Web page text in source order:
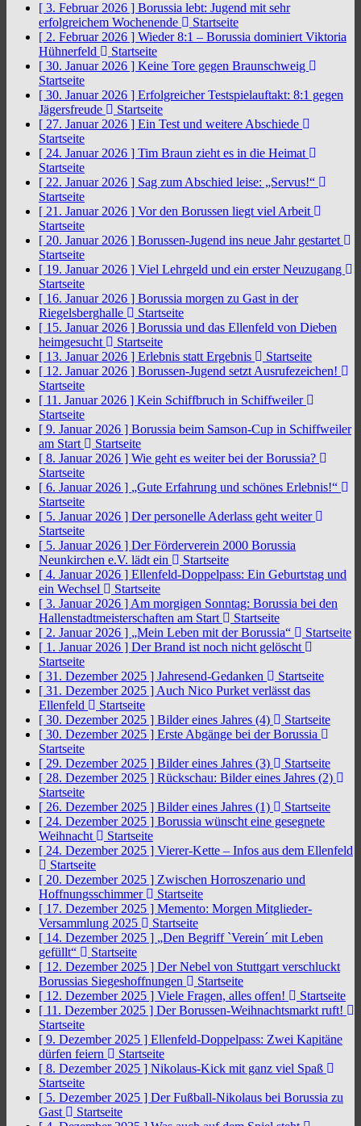
[ 3. Februar 2026 ] Borussia lebt: Jugend mit sehr
erfolgreichem Wochenende
Startseite
[ 2. Februar 2026 ] Wieder 8:1 – Borussia dominiert Viktoria
Hühnerfeld
Startseite
[ 30. Januar 2026 ] Keine Tore gegen Braunschweig
Startseite
[ 30. Januar 2026 ] Erfolgreicher Testspielauftakt: 8:1 gegen
Jägersfreude
Startseite
[ 27. Januar 2026 ] Ein Test und weitere Abschiede
Startseite
[ 24. Januar 2026 ] Tim Braun zieht es in die Heimat
Startseite
[ 22. Januar 2026 ] Sag zum Abschied leise: „Servus!“
Startseite
[ 21. Januar 2026 ] Vor den Borussen liegt viel Arbeit
Startseite
[ 20. Januar 2026 ] Borussen-Jugend ins neue Jahr gestartet
Startseite
[ 19. Januar 2026 ] Viel Lehrgeld und ein erster Neuzugang
Startseite
[ 16. Januar 2026 ] Borussia morgen zu Gast in der
Riegelsberghalle
Startseite
[ 15. Januar 2026 ] Borussia und das Ellenfeld von Dieben
heimgesucht
Startseite
[ 13. Januar 2026 ] Erlebnis statt Ergebnis
Startseite
[ 12. Januar 2026 ] Borussen-Jugend setzt Ausrufezeichen!
Startseite
[ 11. Januar 2026 ] Kein Schiffbruch in Schiffweiler
Startseite
[ 9. Januar 2026 ] Borussia beim Samson-Cup in Schiffweiler
am Start
Startseite
[ 8. Januar 2026 ] Wie geht es weiter bei der Borussia?
Startseite
[ 6. Januar 2026 ] „Gute Erfahrung und schönes Erlebnis!“
Startseite
[ 5. Januar 2026 ] Der personelle Aderlass geht weiter
Startseite
[ 5. Januar 2026 ] Der Förderverein 2000 Borussia
Neunkirchen e.V. lädt ein
Startseite
[ 4. Januar 2026 ] Ellenfeld-Doppelpass: Ein Geburtstag und
ein Wechsel
Startseite
[ 3. Januar 2026 ] Am morgigen Sonntag: Borussia bei den
Hallenstadtmeisterschaften am Start
Startseite
[ 2. Januar 2026 ] „Mein Leben mit der Borussia“
Startseite
[ 1. Januar 2026 ] Der Brand ist noch nicht gelöscht
Startseite
[ 31. Dezember 2025 ] Jahresend-Gedanken
Startseite
[ 31. Dezember 2025 ] Auch Nico Purket verlässt das
Ellenfeld
Startseite
[ 30. Dezember 2025 ] Bilder eines Jahres (4)
Startseite
[ 30. Dezember 2025 ] Erste Abgänge bei der Borussia
Startseite
[ 29. Dezember 2025 ] Bilder eines Jahres (3)
Startseite
[ 28. Dezember 2025 ] Rückschau: Bilder eines Jahres (2)
Startseite
[ 26. Dezember 2025 ] Bilder eines Jahres (1)
Startseite
[ 24. Dezember 2025 ] Borussia wünscht eine gesegnete
Weihnacht
Startseite
[ 24. Dezember 2025 ] Vierer-Kette – Infos aus dem Ellenfeld
Startseite
[ 20. Dezember 2025 ] Zwischen Horroszenario und
Hoffnungsschimmer
Startseite
[ 17. Dezember 2025 ] Memento: Morgen Mitglieder-
Versammlung 2025
Startseite
[ 14. Dezember 2025 ] „Den Begriff `Verein´ mit Leben
gefüllt“
Startseite
[ 12. Dezember 2025 ] Der Nebel von Stuttgart verschluckt
Borussias Siegeshoffnungen
Startseite
[ 12. Dezember 2025 ] Viele Fragen, alles offen!
Startseite
[ 11. Dezember 2025 ] Der Borussen-Weihnachtsmarkt ruft!
Startseite
[ 9. Dezember 2025 ] Ellenfeld-Doppelpass: Zwei Kapitäne
dürfen feiern
Startseite
[ 8. Dezember 2025 ] Nikolaus-Kick mit ganz viel Spaß
Startseite
[ 5. Dezember 2025 ] Der Fußball-Nikolaus bei Borussia zu
Gast
Startseite